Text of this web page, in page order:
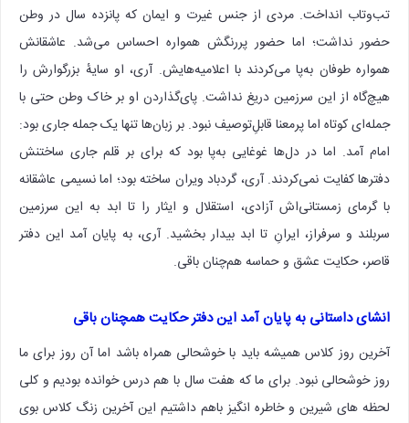
تب‌وتاب انداخت. مردی از جنس غیرت و ایمان که پانزده سال در وطن
حضور نداشت؛ اما حضور پررنگش همواره احساس می‌شد. عاشقانش
همواره طوفان به‌پا می‌کردند با اعلامیه‌هایش. آری، او سایهٔ بزرگوارش را
هیچ‌گاه از این سرزمین دریغ نداشت. پای‌گذاردن او بر خاک وطن حتی با
جمله‌ای کوتاه اما پرمعنا قابلِ‌توصیف نبود. بر زبان‌ها تنها یک جمله جاری بود:
امام آمد. اما در دل‌ها غوغایی به‌پا بود که برای بر قلم جاری ساختنش
دفترها کفایت نمی‌کردند. آری، گردباد ویران ساخته بود؛ اما نسیمی عاشقانه
با گرمای زمستانی‌اش آزادی، استقلال و ایثار را تا ابد به این سرزمین
سربلند و سرفراز، ایرانِ تا ابد بیدار بخشید. آری، به پایان آمد این دفتر
قاصر، حکایت عشق و حماسه هم‌چنان باقی‌.
انشای داستانی به پایان آمد این دفتر حکایت همچنان باقی
آخرین روز کلاس همیشه باید با خوشحالی همراه باشد اما آن روز برای ما
روز خوشحالی نبود. برای ما که هفت سال با هم درس خوانده بودیم و کلی
لحظه های شیرین و خاطره انگیز باهم داشتیم این آخرین زنگ کلاس بوی